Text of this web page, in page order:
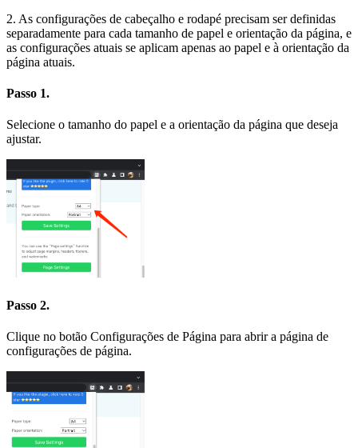
2. As configurações de cabeçalho e rodapé precisam ser definidas
separadamente para cada tamanho de papel e orientação da página, e
as configurações atuais se aplicam apenas ao papel e à orientação da
página atuais.
Passo 1.
Selecione o tamanho do papel e a orientação da página que deseja
ajustar.
Passo 2.
Clique no botão Configurações de Página para abrir a página de
configurações de página.